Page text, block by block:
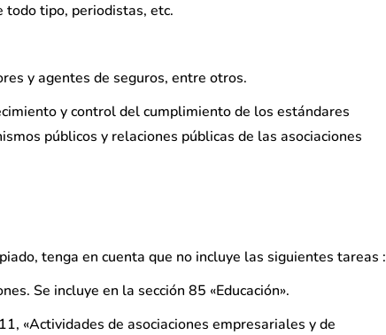
todo tipo, periodistas, etc.
y agentes de seguros, entre otros.
y control del cumplimiento de los estándares
públicos y relaciones públicas de las asociaciones
tenga en cuenta que no incluye las siguientes tareas :
Se incluye en la sección 85 «Educación».
«Actividades de asociaciones empresariales y de